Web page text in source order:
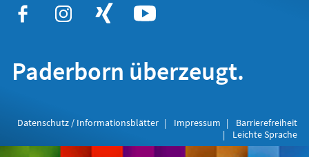
Paderborn überzeugt.
Datenschutz / Informationsblätter Impressum
Barrierefreiheit
Leichte Sprache